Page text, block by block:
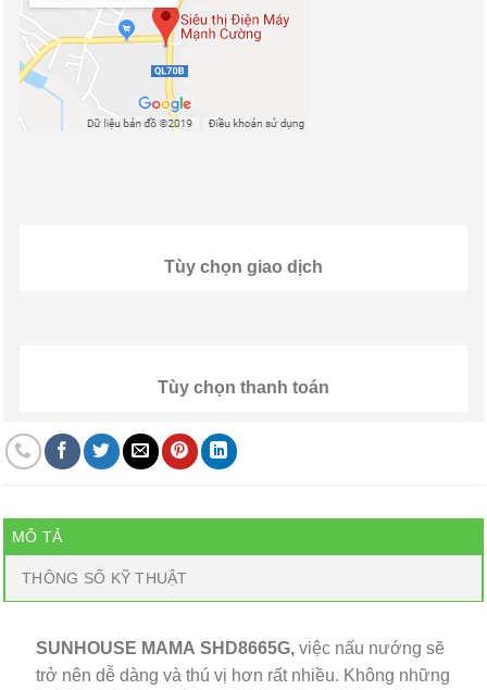
Tùy chọn giao dịch
Tùy chọn thanh toán
MÔ TẢ
THÔNG SỐ KỸ THUẬT
SUNHOUSE MAMA SHD8665G, việc nấu nướng sẽ
trở nên dễ dàng và thú vị hơn rất nhiều. Không những